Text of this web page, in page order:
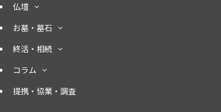
仏壇
お墓・墓石
終活・相続
コラム
提携・協業・調査